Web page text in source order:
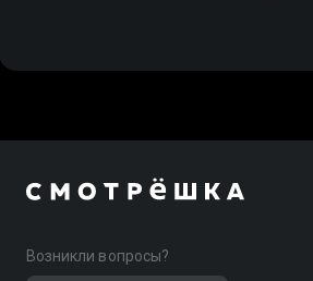
Возникли вопросы?